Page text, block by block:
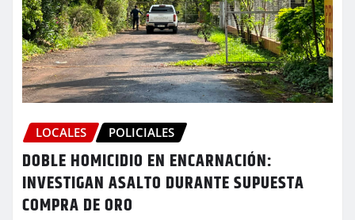
LOCALES POLICIALES
DOBLE HOMICIDIO EN ENCARNACIÓN:
INVESTIGAN ASALTO DURANTE SUPUESTA
COMPRA DE ORO